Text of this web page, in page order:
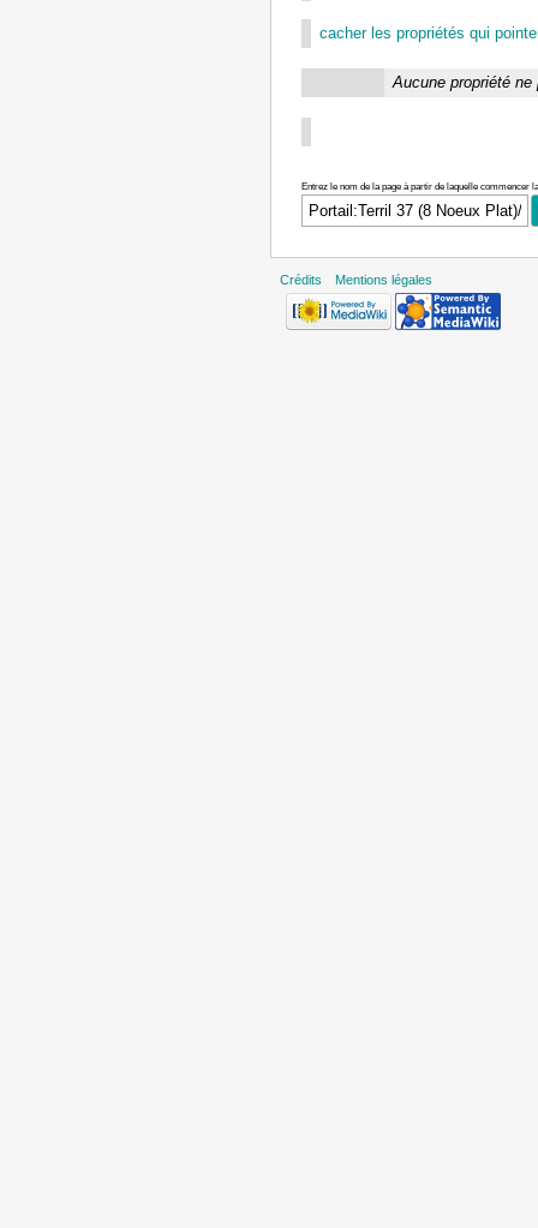
cacher les propriétés qui
Aucune propriété
Entrez le nom de la page à partir de laquelle commencer
Crédits Mentions légales